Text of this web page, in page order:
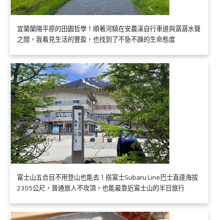
宜蘭蘭陽平原的田園哲學！順著河騎在安農溪自行車道與潺潺水聲
之間，我看見生活的豐盈，也找到了不急不躁的生命態度
富士山五合目不用登山也能去！搭富士Subaru Line巴士直達海拔
2305公尺，普通旅人不攻頂，也能最靠近富士山的半日旅行